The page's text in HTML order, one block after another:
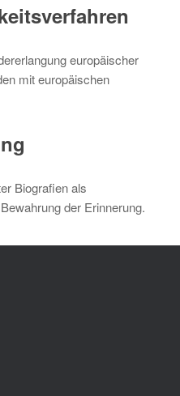
europäischer
mit europäischen
Biografien als
der Erinnerung.